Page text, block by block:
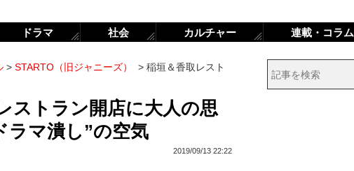
> STARTO（旧ジャニーズ） > 稲垣＆香取レスト
ストラン開店に大人の思
ラマ潰し”の空気
2019/09/13 22:22
ドラマ 社会 カルチャー 連載・コラム